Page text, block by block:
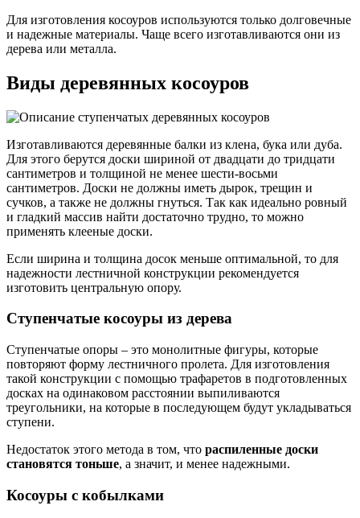
Для изготовления косоуров используются только долговечные
и надежные материалы. Чаще всего изготавливаются они из
дерева или металла.
Виды деревянных косоуров
Изготавливаются деревянные балки из клена, бука или дуба.
Для этого берутся доски шириной от двадцати до тридцати
сантиметров и толщиной не менее шести-восьми
сантиметров. Доски не должны иметь дырок, трещин и
сучков, а также не должны гнуться. Так как идеально ровный
и гладкий массив найти достаточно трудно, то можно
применять клееные доски.
Если ширина и толщина досок меньше оптимальной, то для
надежности лестничной конструкции рекомендуется
изготовить центральную опору.
Ступенчатые косоуры из дерева
Ступенчатые опоры – это монолитные фигуры, которые
повторяют форму лестничного пролета. Для изготовления
такой конструкции с помощью трафаретов в подготовленных
досках на одинаковом расстоянии выпиливаются
треугольники, на которые в последующем будут укладываться
ступени.
Недостаток этого метода в том, что распиленные доски
становятся тоньше, а значит, и менее надежными.
Косоуры с кобылками